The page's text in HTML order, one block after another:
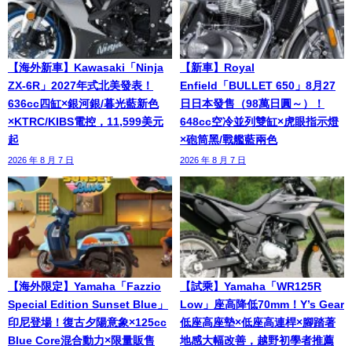
【海外新車】Kawasaki「Ninja
ZX-6R」2027年式北美發表！
636cc四缸×銀河銀/暮光藍新色
×KTRC/KIBS電控，11,599美元
起
2026 年 8 月 7 日
【新車】Royal
Enfield「BULLET 650」8月27
日日本發售（98萬日圓～）！
648cc空冷並列雙缸×虎眼指示燈
×砲筒黑/戰艦藍兩色
2026 年 8 月 7 日
【海外限定】Yamaha「Fazzio
Special Edition Sunset Blue」
印尼登場！復古夕陽意象×125cc
Blue Core混合動力×限量販售
【試乘】Yamaha「WR125R
Low」座高降低70mm！Y’s Gear
低座高座墊×低座高連桿×腳踏著
地感大幅改善，越野初學者推薦